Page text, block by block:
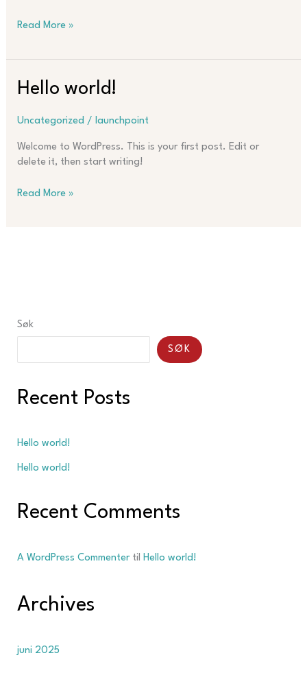
Read More »
Hello world!
Uncategorized / launchpoint
Welcome to WordPress. This is your first post. Edit or
delete it, then start writing!
Hello
world!
Read More »
Søk
SØK
Recent Posts
Hello world!
Hello world!
Recent Comments
A WordPress Commentertil Hello world!
Archives
juni 2025